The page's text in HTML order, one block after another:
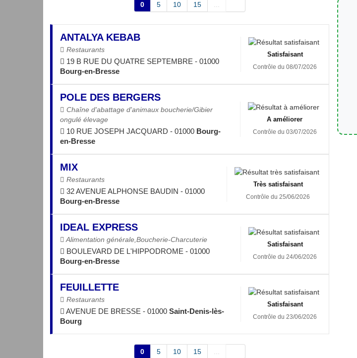
0 5 10 15 ...
ANTALYA KEBAB
Restaurants
19 B RUE DU QUATRE SEPTEMBRE - 01000
Bourg-en-Bresse
Satisfaisant
Contrôle du 08/07/2026
POLE DES BERGERS
Chaîne d'abattage d'animaux boucherie/Gibier
ongulé élevage
10 RUE JOSEPH JACQUARD - 01000 Bourg-
en-Bresse
A améliorer
Contrôle du 03/07/2026
MIX
Restaurants
32 AVENUE ALPHONSE BAUDIN - 01000
Bourg-en-Bresse
Très satisfaisant
Contrôle du 25/06/2026
IDEAL EXPRESS
Alimentation générale,Boucherie-Charcuterie
BOULEVARD DE L'HIPPODROME - 01000
Bourg-en-Bresse
Satisfaisant
Contrôle du 24/06/2026
FEUILLETTE
Restaurants
AVENUE DE BRESSE - 01000 Saint-Denis-lès-
Bourg
Satisfaisant
Contrôle du 23/06/2026
0 5 10 15 ...